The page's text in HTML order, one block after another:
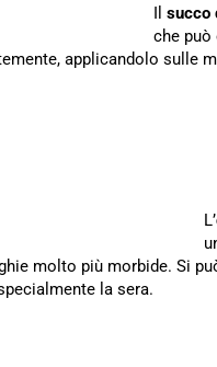
Il succo
che può
applicandolo sulle
L’
molto più morbide. Si
la sera.